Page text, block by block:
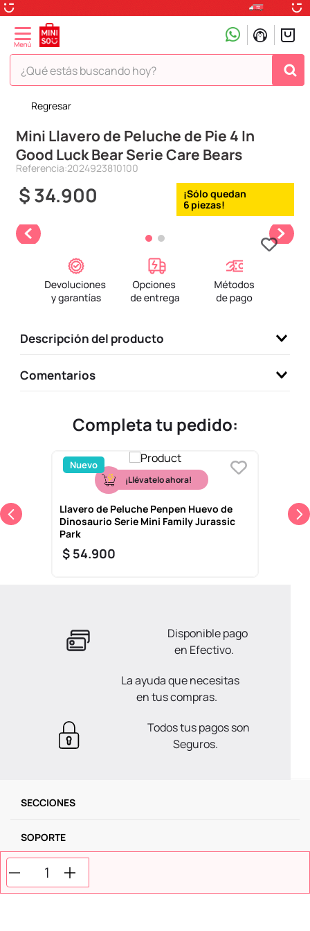
¿Qué estás buscando hoy?
Regresar
Mini Llavero de Peluche de Pie 4 In
Good Luck Bear Serie Care Bears
Referencia:2024923810100
$34.900 6
Descripción del producto
Comentarios
Completa tu pedido:
Nuevo
¡Llévatelo ahora!
Llavero de Peluche Penpen Huevo de
Dinosaurio Serie Mini Family Jurassic
Park
$ 54.900
Disponible pago
en Efectivo.
La ayuda que necesitas
en tus compras.
Todos tus pagos son
Seguros.
SECCIONES
SOPORTE
SERVICIOS
TÉRMINOS MÁS BUSCADOS
1 .
peluche
2.
hello kitty
4.
ositos cariñositos
5
termo
toy story
termos